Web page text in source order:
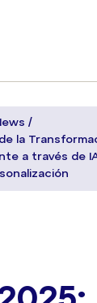
la
a través de